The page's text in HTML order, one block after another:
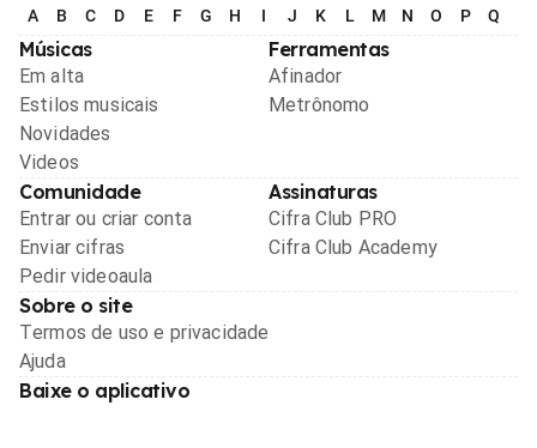
A B C D E F G H I J K L M N O P Q
Músicas
Em alta
Estilos musicais
Novidades
Videos
Ferramentas
Afinador
Metrônomo
Comunidade
Entrar ou criar conta
Enviar cifras
Pedir videoaula
Assinaturas
Cifra Club PRO
Cifra Club Academy
Sobre o site
Termos de uso e privacidade
Ajuda
Baixe o aplicativo